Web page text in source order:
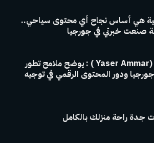
هي أساس نجاح أي محتوى سياحي..
رأي خبير: ياسر عمار (Yaser Ammar ) : يوضح ملامح تطور
ودور المحتوى الرقمي في توجيه
جدة راحة منزلك بالكامل